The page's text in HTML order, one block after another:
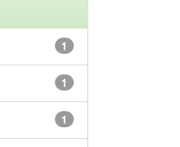
1
1
1